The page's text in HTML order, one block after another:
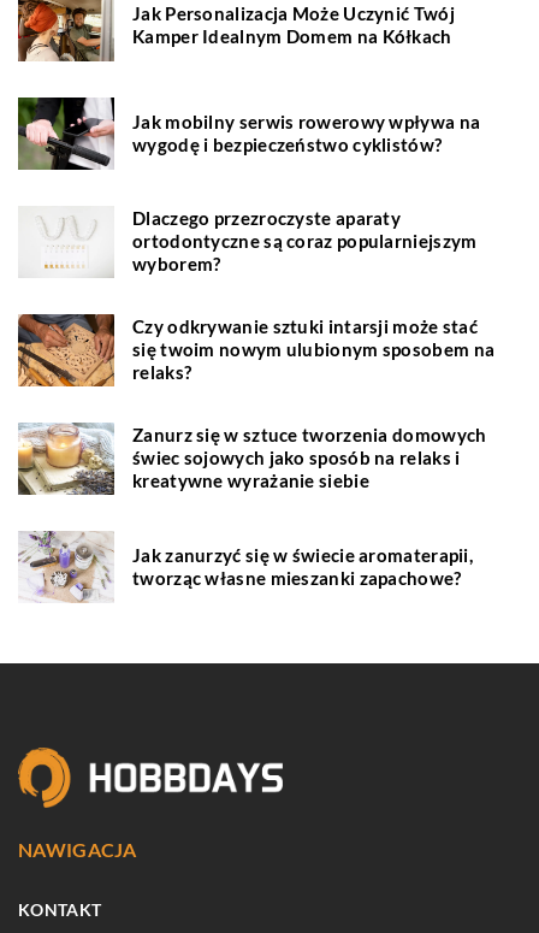
Jak Personalizacja Może Uczynić Twój
Kamper Idealnym Domem na Kółkach
Jak mobilny serwis rowerowy wpływa na
wygodę i bezpieczeństwo cyklistów?
Dlaczego przezroczyste aparaty
ortodontyczne są coraz popularniejszym
wyborem?
Czy odkrywanie sztuki intarsji może stać
się twoim nowym ulubionym sposobem na
relaks?
Zanurz się w sztuce tworzenia domowych
świec sojowych jako sposób na relaks i
kreatywne wyrażanie siebie
Jak zanurzyć się w świecie aromaterapii,
tworząc własne mieszanki zapachowe?
NAWIGACJA
KONTAKT